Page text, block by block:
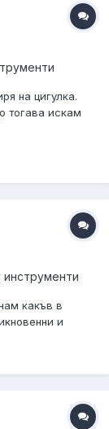
на цигулка.
тогава искам
да ми
линк. Също
какъв в
и
Варненска